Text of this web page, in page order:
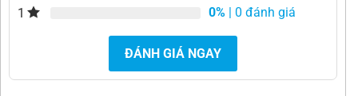
1
0% | 0 đánh giá
ĐÁNH GIÁ NGAY